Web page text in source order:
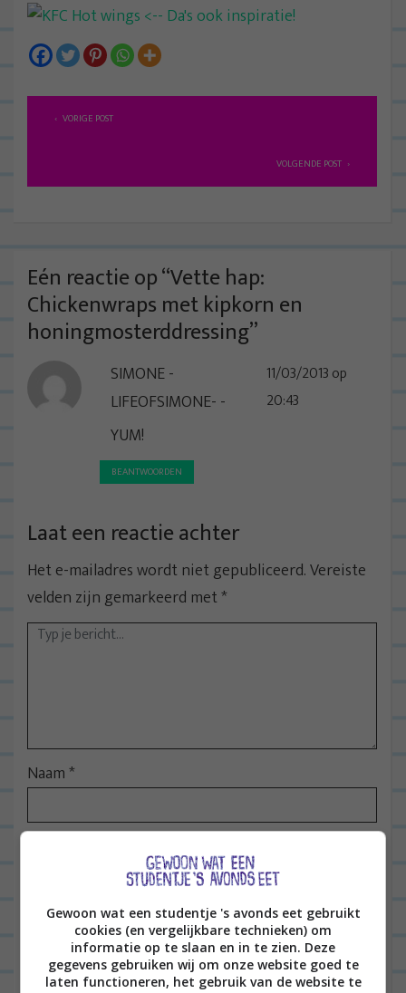
i
t
n
a
i
g
e
VORIGE POST
VOLGENDE POST
Eén reactie op “Vette hap:
Chickenwraps met kipkorn en
honingmosterddressing”
SIMONE -
LIFEOFSIMONE-
11/03/2013 op
20:43
YUM!
BEANTWOORDEN
Laat een reactie achter
Het e-mailadres wordt niet gepubliceerd.Vereiste
velden zijn gemarkeerd met*
Naam*
Gewoon wat een studentje 's avonds eet gebruikt
cookies (en vergelijkbare technieken) om
informatie op te slaan en in te zien. Deze
gegevens gebruiken wij om onze website goed te
laten functioneren, het gebruik van de website te